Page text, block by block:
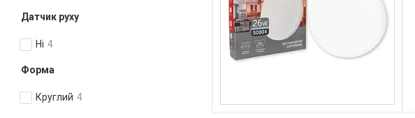
Датчик руху
Ні 4
Форма
Круглий 4